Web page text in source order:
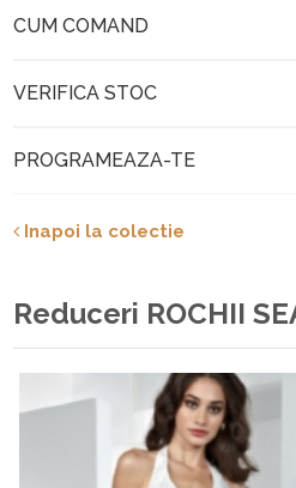
CUM COMAND
VERIFICA STOC
PROGRAMEAZA-TE
Inapoi la colectie
Reduceri ROCHII